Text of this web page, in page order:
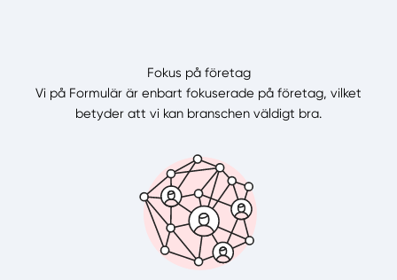
Fokus på företag
Vi på Formulär är enbart fokuserade på företag, vilket
betyder att vi kan branschen väldigt bra.